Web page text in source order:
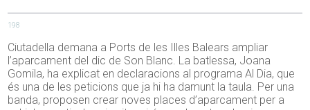
198
Ciutadella demana a Ports de les Illes Balears ampliar
l’aparcament del dic de Son Blanc. La batlessa, Joana
Gomila, ha explicat en declaracions al programa Al Dia, que
és una de les peticions que ja hi ha damunt la taula. Per una
banda, proposen crear noves places d’aparcament per a